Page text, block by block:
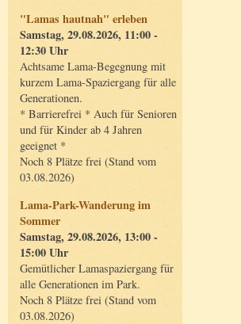
"Lamas hautnah" erleben
Samstag, 29.08.2026, 11:00 -
12:30 Uhr
Achtsame Lama-Begegnung mit
kurzem Lama-Spaziergang für alle
Generationen.
* Barrierefrei * Auch für Senioren
und für Kinder ab 4 Jahren
geeignet *
Noch 8 Plätze frei (Stand vom
03.08.2026)
Lama-Park-Wanderung im
Sommer
Samstag, 29.08.2026, 13:00 -
15:00 Uhr
Gemütlicher Lamaspaziergang für
alle Generationen im Park.
Noch 8 Plätze frei (Stand vom
03.08.2026)